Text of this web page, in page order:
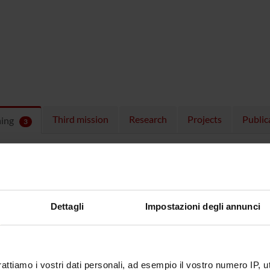
Dettagli Impostazioni degli annunci
i vostri dati personali, ad esempio il vostro numero IP,
3 Third mission Research Projects